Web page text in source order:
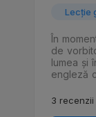
Lecție
În
de
lumea şi
engleză
3 recenzii